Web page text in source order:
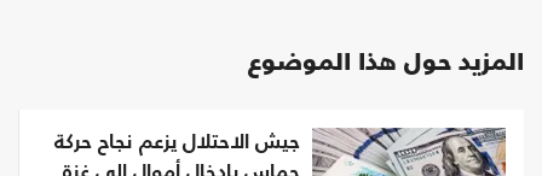
المزيد حول هذا الموضوع
جيش الاحتلال يزعم نجاح حركة